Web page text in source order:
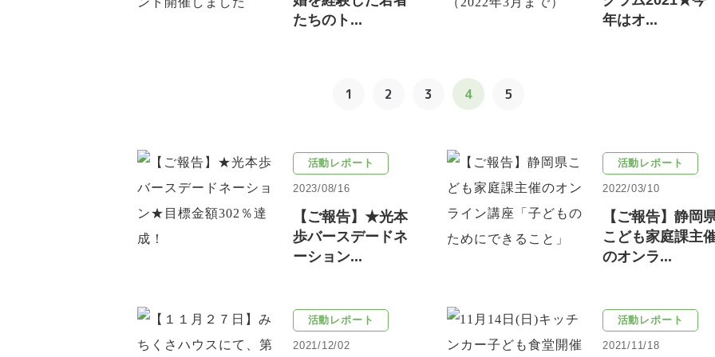
たちのト...
年はオ...
1 2 3 4 5
活動レポート
2023/08/16
【ご報告】★光本
歩バースデードネ
ーション...
活動レポート
2022/03/10
【ご報告】静岡
こども家庭課主
のオンラ...
活動レポート
2021/12/02
活動レポート
2021/11/18